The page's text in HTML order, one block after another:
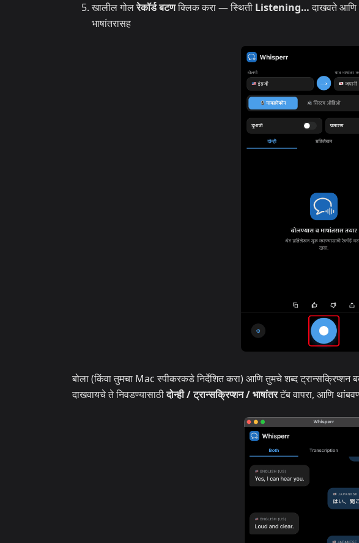
खालील गोलरेकॉर्ड बटणक्लिक करा — स्थिती Listening…दाखवते आणि
भाषांतरासह
बोला (किंवा तुमचा Mac स्पीकरकडे निर्देशित करा) आणि तुमचे शब्द ट्रान्सक्रिप्शन
दाखवायचे ते निवडण्यासाठीदोन्ही / ट्रान्सक्रिप्शन / भाषांतरटॅब वापरा, आणि